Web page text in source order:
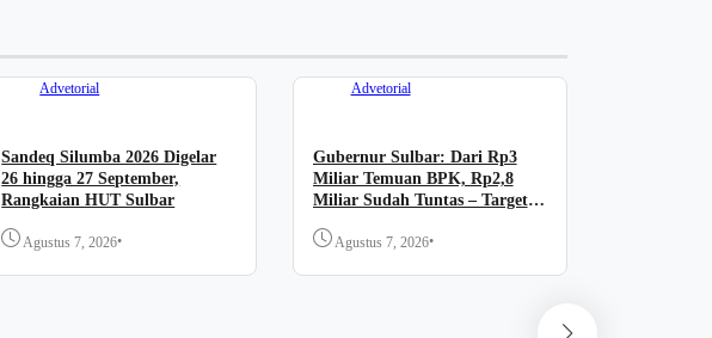
Advetorial
Sandeq Silumba 2026 Digelar
26 hingga 27 September,
Rangkaian HUT Sulbar
Agustus 7, 2026•
Advetorial
Gubernur Sulbar: Dari Rp3
Miliar Temuan BPK, Rp2,8
Miliar Sudah Tuntas – Target
Agustus 7, 2026•